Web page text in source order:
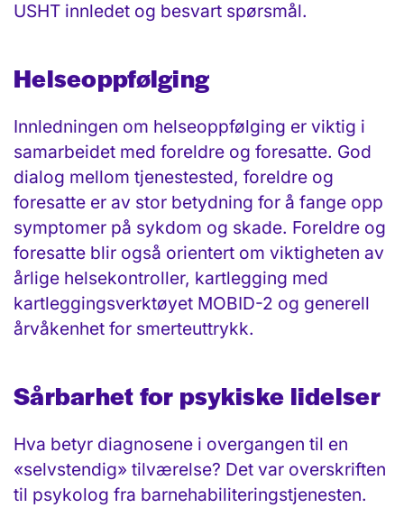
USHT innledet og besvart spørsmål.
Helseoppfølging
Innledningen om helseoppfølging er viktig i
samarbeidet med foreldre og foresatte. God
dialog mellom tjenestested, foreldre og
foresatte er av stor betydning for å fange opp
symptomer på sykdom og skade. Foreldre og
foresatte blir også orientert om viktigheten av
årlige helsekontroller, kartlegging med
kartleggingsverktøyet MOBID-2 og generell
årvåkenhet for smerteuttrykk.
Sårbarhet for psykiske lidelser
Hva betyr diagnosene i overgangen til en
«selvstendig» tilværelse? Det var over­skriften
til psykolog fra barne­habiliterings­tjenesten.